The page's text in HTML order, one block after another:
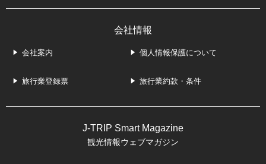
会社情報
会社案内 個人情報保護について
旅行業登録票 旅行業約款・条件
J-TRIP Smart Magazine
観光情報ウェブマガジン